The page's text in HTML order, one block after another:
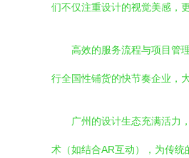
们不仅注重设计的视觉美感，
高效的服务流程与项目管
行全国性铺货的快节奏企业，
广州的设计生态充满活力
术（如结合AR互动），为传统